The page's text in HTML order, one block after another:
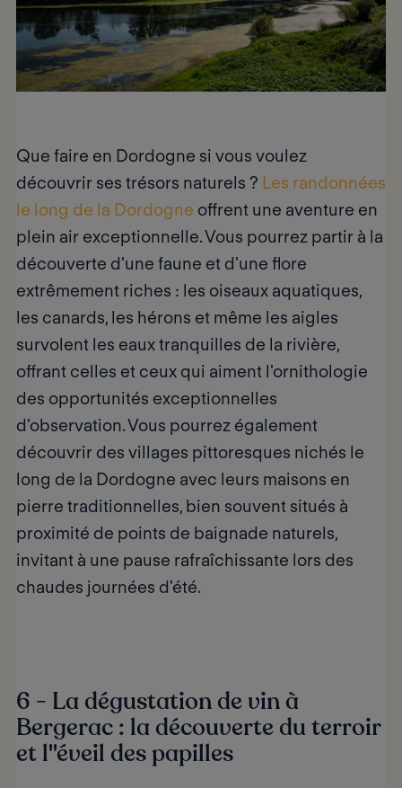
Que faire en Dordogne si vous voulez
découvrir ses trésors naturels ? Les randonnées
le long de la Dordogne offrent une aventure en
plein air exceptionnelle.Vous pourrez partir à la
découverte d'une faune et d'une flore
extrêmement riches : les oiseaux aquatiques,
les canards, les hérons et même les aigles
survolent les eaux tranquilles de la rivière,
offrant celles et ceux qui aiment l'ornithologie
des opportunités exceptionnelles
d'observation. Vous pourrez également
découvrir des villages pittoresques nichés le
long de la Dordogne avec leurs maisons en
pierre traditionnelles, bien souvent situés à
proximité de points de baignade naturels,
invitant à une pause rafraîchissante lors des
chaudes journées d'été.
6 - La dégustation de vin à
Bergerac : la découverte du terroir
et l''éveil des papilles